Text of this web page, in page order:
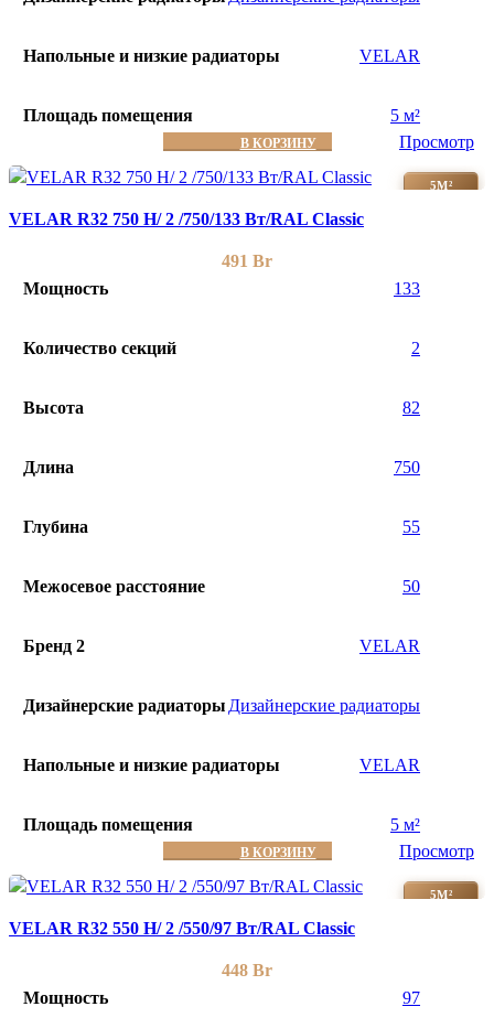
Напольные и низкие радиаторы VELAR
Площадь помещения 5 м²
В КОРЗИНУ Просмотр
5М²
VELAR R32 750 H/ 2 /750/133 Вт/RAL Classic
491 Br
Мощность
133
Количество секций 2
Высота 82
Длина 750
Глубина 55
Межосевое расстояние 50
Бренд 2 VELAR
Дизайнерские радиаторы Дизайнерские радиаторы
Напольные и низкие радиаторы VELAR
Площадь помещения 5 м²
В КОРЗИНУ Просмотр
5М²
VELAR R32 550 H/ 2 /550/97 Вт/RAL Classic
448 Br
Мощность
97